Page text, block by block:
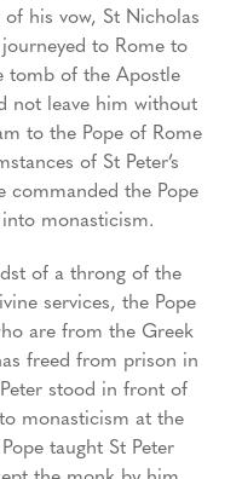
his vow, St Nicholas
to Rome to
tomb of the Apostle
not leave him without
to the Pope of Rome
of St Peter’s
commanded the Pope
monasticism.
of a throng of the
services, the Pope
are from the Greek
freed from prison in
stood in front of
monasticism at the
taught St Peter